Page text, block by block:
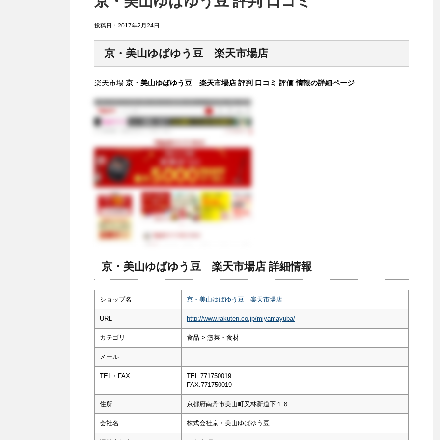
投稿日： 2017年2月24日
京・美山ゆばゆう豆 楽天市場店
楽天市場 京・美山ゆばゆう豆 楽天市場店 評判 口コミ 評価 情報の詳細ページ
京・美山ゆばゆう豆 楽天市場店 詳細情報
ショップ名 京・美山ゆばゆう豆 楽天市場店
URL http://www.rakuten.co.jp/miyamayuba/
カテゴリ 食品 > 惣菜・食材
メール
TEL・FAX
TEL:771750019
FAX:771750019
住所 京都府南丹市美山町又林新道下１６
会社名 株式会社京・美山ゆばゆう豆